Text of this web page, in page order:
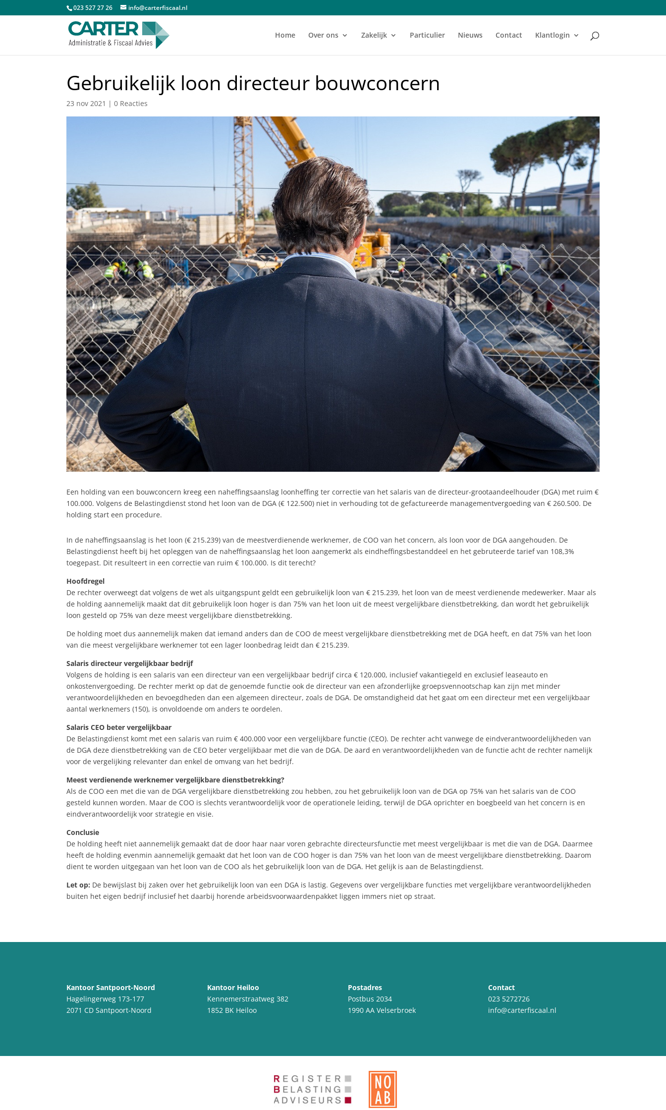
023 527 27 26 info@carterfiscaal.nl
Home Over ons Zakelijk Particulier Nieuws Contact Klantlogin
Gebruikelijk loon directeur bouwconcern
23 nov 2021 |0 Reacties
Een holding van een bouwconcern kreeg een naheffingsaanslag loonheffing ter correctie van het salaris van de directeur-grootaandeelhouder (DGA) met ruim €
100.000. Volgens de Belastingdienst stond het loon van de DGA (€ 122.500) niet in verhouding tot de gefactureerde managementvergoeding van € 260.500. De
holding start een procedure.
In de naheffingsaanslag is het loon (€ 215.239) van de meestverdienende werknemer, de COO van het concern, als loon voor de DGA aangehouden. De
Belastingdienst heeft bij het opleggen van de naheffingsaanslag het loon aangemerkt als eindheffingsbestanddeel en het gebruteerde tarief van 108,3%
toegepast. Dit resulteert in een correctie van ruim € 100.000. Is dit terecht?
Hoofdregel
De rechter overweegt dat volgens de wet als uitgangspunt geldt een gebruikelijk loon van € 215.239, het loon van de meest verdienende medewerker. Maar als
de holding aannemelijk maakt dat dit gebruikelijk loon hoger is dan 75% van het loon uit de meest vergelijkbare dienstbetrekking, dan wordt het gebruikelijk
loon gesteld op 75% van deze meest vergelijkbare dienstbetrekking.
De holding moet dus aannemelijk maken dat iemand anders dan de COO de meest vergelijkbare dienstbetrekking met de DGA heeft, en dat 75% van het loon
van die meest vergelijkbare werknemer tot een lager loonbedrag leidt dan € 215.239.
Salaris directeur vergelijkbaar bedrijf
Volgens de holding is een salaris van een directeur van een vergelijkbaar bedrijf circa € 120.000, inclusief vakantiegeld en exclusief leaseauto en
onkostenvergoeding. De rechter merkt op dat de genoemde functie ook de directeur van een afzonderlijke groepsvennootschap kan zijn met minder
verantwoordelijkheden en bevoegdheden dan een algemeen directeur, zoals de DGA. De omstandigheid dat het gaat om een directeur met een vergelijkbaar
aantal werknemers (150), is onvoldoende om anders te oordelen.
Salaris CEO beter vergelijkbaar
De Belastingdienst komt met een salaris van ruim € 400.000 voor een vergelijkbare functie (CEO). De rechter acht vanwege de eindverantwoordelijkheden van
de DGA deze dienstbetrekking van de CEO beter vergelijkbaar met die van de DGA. De aard en verantwoordelijkheden van de functie acht de rechter namelijk
voor de vergelijking relevanter dan enkel de omvang van het bedrijf.
Meest verdienende werknemer vergelijkbare dienstbetrekking?
Als de COO een met die van de DGA vergelijkbare dienstbetrekking zou hebben, zou het gebruikelijk loon van de DGA op 75% van het salaris van de COO
gesteld kunnen worden. Maar de COO is slechts verantwoordelijk voor de operationele leiding, terwijl de DGA oprichter en boegbeeld van het concern is en
eindverantwoordelijk voor strategie en visie.
Conclusie
De holding heeft niet aannemelijk gemaakt dat de door haar naar voren gebrachte directeursfunctie met meest vergelijkbaar is met die van de DGA. Daarmee
heeft de holding evenmin aannemelijk gemaakt dat het loon van de COO hoger is dan 75% van het loon van de meest vergelijkbare dienstbetrekking. Daarom
dient te worden uitgegaan van het loon van de COO als het gebruikelijk loon van de DGA. Het gelijk is aan de Belastingdienst.
Let op: De bewijslast bij zaken over het gebruikelijk loon van een DGA is lastig. Gegevens over vergelijkbare functies met vergelijkbare verantwoordelijkheden
buiten het eigen bedrijf inclusief het daarbij horende arbeidsvoorwaardenpakket liggen immers niet op straat.
Kantoor Santpoort-Noord
Hagelingerweg 173-177
2071 CD Santpoort-Noord
Kantoor Heiloo
Kennemerstraatweg 382
1852 BK Heiloo
Postadres
Postbus 2034
1990 AA Velserbroek
Contact
023 5272726
info@carterfiscaal.nl